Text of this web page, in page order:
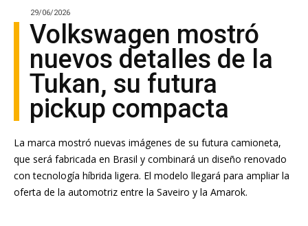
Volkswagen mostró
nuevos detalles de la
Tukan, su futura
pickup compacta
La marca mostró nuevas imágenes de su futura camioneta,
que será fabricada en Brasil y combinará un diseño renovado
con tecnología híbrida ligera. El modelo llegará para ampliar la
oferta de la automotriz entre la Saveiro y la Amarok.